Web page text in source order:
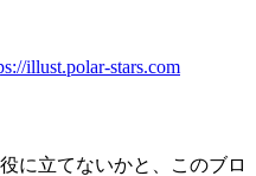
illust.polar-stars.com
に立てないかと、このブロ